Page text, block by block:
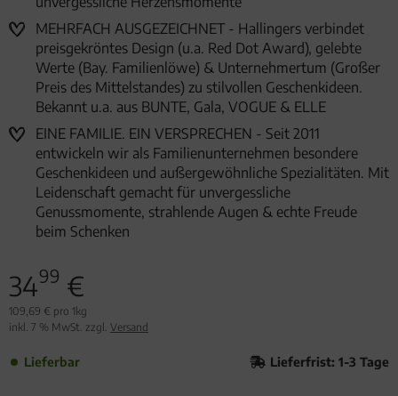
MEHRFACH AUSGEZEICHNET - Hallingers verbindet
preisgekröntes Design (u.a. Red Dot Award), gelebte
Werte (Bay. Familienlöwe) & Unternehmertum (Großer
Preis des Mittelstandes) zu stilvollen Geschenkideen.
Bekannt u.a. aus BUNTE, Gala, VOGUE & ELLE
EINE FAMILIE. EIN VERSPRECHEN - Seit 2011
entwickeln wir als Familienunternehmen besondere
Geschenkideen und außergewöhnliche Spezialitäten. Mit
Leidenschaft gemacht für unvergessliche
Genussmomente, strahlende Augen & echte Freude
beim Schenken
3499 €
109,69 € pro 1kg
inkl. 7 % MwSt. zzgl. Versand
Lieferbar Lieferfrist: 1-3 Tage